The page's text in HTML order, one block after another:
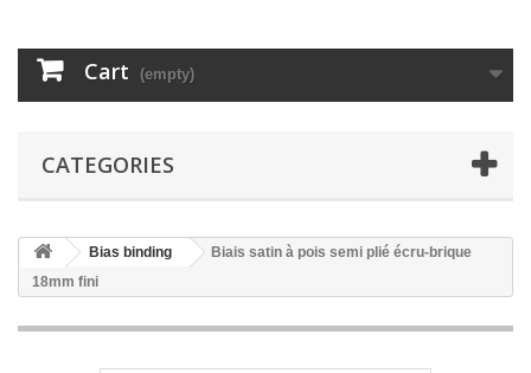
Cart (empty)
CATEGORIES
Bias binding
Biais satin à pois semi plié écru-brique
18mm fini